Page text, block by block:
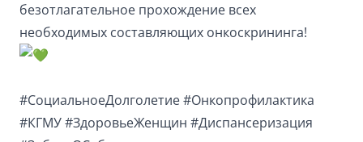
безотлагательное прохождение всех
необходимых составляющих онкоскрининга!
#СоциальноеДолголетие#Онкопрофилактика
#КГМУ#ЗдоровьеЖенщин #Диспансеризация